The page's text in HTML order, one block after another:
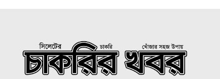
হামের উপসর্গে আরও ৩ শিশুর
মৃত্যু